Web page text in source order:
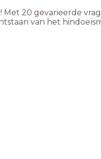
20 gevarieerde
van het